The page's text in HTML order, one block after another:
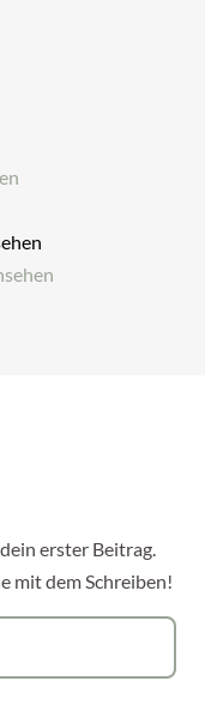
erster Beitrag.
mit dem Schreiben!